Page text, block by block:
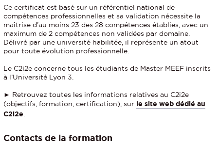
Ce certificat est basé sur un référentiel national de
compétences professionnelles et sa validation nécessite la
maîtrise d’au moins 23 des 28 compétences établies, avec un
maximum de 2 compétences non validées par domaine.
Délivré par une université habilitée, il représente un atout
pour toute évolution professionnelle.
Le C2i2e concerne tous les étudiants de Master MEEF inscrits
à l’Université Lyon 3.
► Retrouvez toutes les informations relatives au C2i2e
(objectifs, formation, certification), sur le site web dédié au
C2i2e
Contacts de la formation